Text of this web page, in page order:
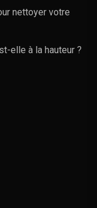
nettoyer votre
elle à la hauteur ?